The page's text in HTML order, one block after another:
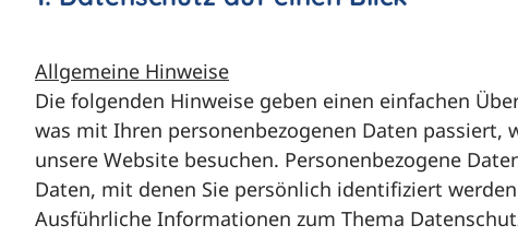
Allgemeine Hinweise
Die folgenden Hinweise geben einen einfachen
was mit Ihren personenbezogenen Daten passiert,
unsere Website besuchen. Personenbezogene
Daten, mit denen Sie persönlich identifiziert
Ausführliche Informationen zum Thema